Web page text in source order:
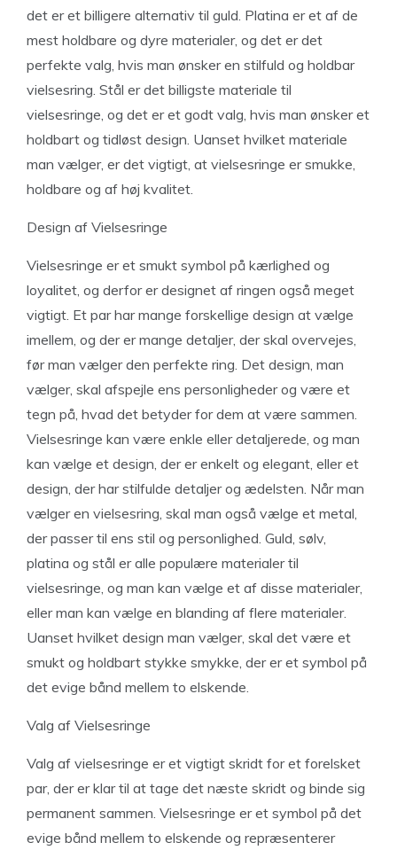
det er et billigere alternativ til guld. Platina er et af de
mest holdbare og dyre materialer, og det er det
perfekte valg, hvis man ønsker en stilfuld og holdbar
vielsesring. Stål er det billigste materiale til
vielsesringe, og det er et godt valg, hvis man ønsker et
holdbart og tidløst design. Uanset hvilket materiale
man vælger, er det vigtigt, at vielsesringe er smukke,
holdbare og af høj kvalitet.
Design af Vielsesringe
Vielsesringe er et smukt symbol på kærlighed og
loyalitet, og derfor er designet af ringen også meget
vigtigt. Et par har mange forskellige design at vælge
imellem, og der er mange detaljer, der skal overvejes,
før man vælger den perfekte ring. Det design, man
vælger, skal afspejle ens personligheder og være et
tegn på, hvad det betyder for dem at være sammen.
Vielsesringe kan være enkle eller detaljerede, og man
kan vælge et design, der er enkelt og elegant, eller et
design, der har stilfulde detaljer og ædelsten. Når man
vælger en vielsesring, skal man også vælge et metal,
der passer til ens stil og personlighed. Guld, sølv,
platina og stål er alle populære materialer til
vielsesringe, og man kan vælge et af disse materialer,
eller man kan vælge en blanding af flere materialer.
Uanset hvilket design man vælger, skal det være et
smukt og holdbart stykke smykke, der er et symbol på
det evige bånd mellem to elskende.
Valg af Vielsesringe
Valg af vielsesringe er et vigtigt skridt for et forelsket
par, der er klar til at tage det næste skridt og binde sig
permanent sammen. Vielsesringe er et symbol på det
evige bånd mellem to elskende og repræsenterer